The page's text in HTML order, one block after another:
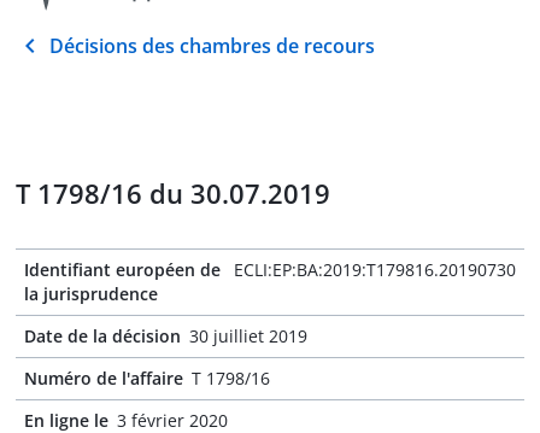
Décisions des chambres de recours
T 1798/16 du 30.07.2019
Identifiant européen de
la jurisprudence
ECLI:EP:BA:2019:T179816.20190730
Date de la décision 30 juilliet 2019
Numéro de l'affaire T 1798/16
En ligne le 3 février 2020